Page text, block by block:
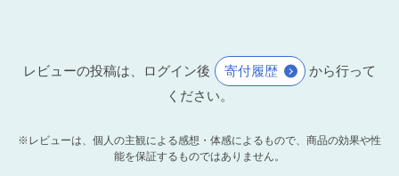
レビューの投稿は、ログイン後 寄付履歴
から行って
ください。
※レビューは、個人の主観による感想・体感によるもので、商品の効果や性
能を保証するものではありません。